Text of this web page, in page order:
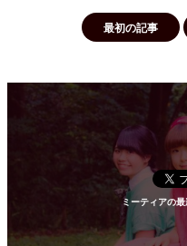
最初の記事
ミーティアの最